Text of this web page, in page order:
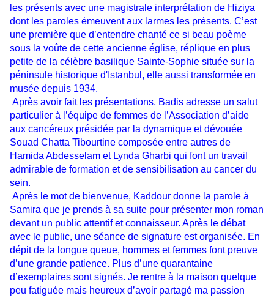
les présents avec une magistrale interprétation de Hiziya
dont les paroles émeuvent aux larmes les présents. C’est
une première que d’entendre chanté ce si beau poème
sous la voûte de cette ancienne église, réplique en plus
petite de la célèbre basilique Sainte-Sophie située sur la
péninsule historique d'Istanbul, elle aussi transformée en
musée depuis 1934.
Après avoir fait les présentations, Badis adresse un salut
particulier à l’équipe de femmes de l’Association d’aide
aux cancéreux présidée par la dynamique et dévouée
Souad Chatta Tibourtine composée entre autres de
Hamida Abdesselam et Lynda Gharbi qui font un travail
admirable de formation et de sensibilisation au cancer du
sein.
Après le mot de bienvenue, Kaddour donne la parole à
Samira que je prends à sa suite pour présenter mon roman
devant un public attentif et connaisseur. Après le débat
avec le public, une séance de signature est organisée. En
dépit de la longue queue, hommes et femmes font preuve
d’une grande patience. Plus d’une quarantaine
d’exemplaires sont signés. Je rentre à la maison quelque
peu fatiguée mais heureux d’avoir partagé ma passion